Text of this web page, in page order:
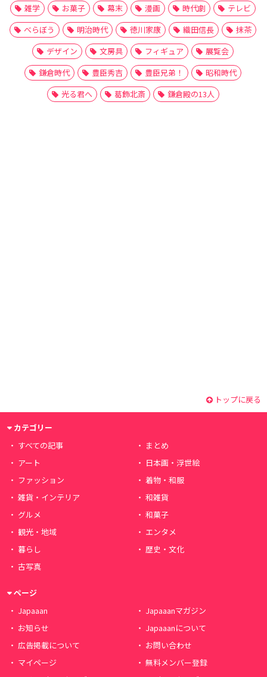
雑学
お菓子 幕末 漫画 時代劇
テレビ
べらぼう
明治時代 徳川家康 織田信長
抹茶
デザイン
文房具 フィギュア
展覧会
鎌倉時代
豊臣秀吉 豊臣兄弟！
昭和時代
光る君へ
葛飾北斎 鎌倉殿の13人
トップに戻る
カテゴリー
すべての記事
まとめ
アート
日本画・浮世絵
ファッション
着物・和服
雑貨・インテリア
和雑貨
グルメ
和菓子
観光・地域
エンタメ
暮らし
歴史・文化
古写真
ページ
Japaaan
Japaaanマガジン
お知らせ
Japaaanについて
広告掲載について
お問い合わせ
マイページ
無料メンバー登録